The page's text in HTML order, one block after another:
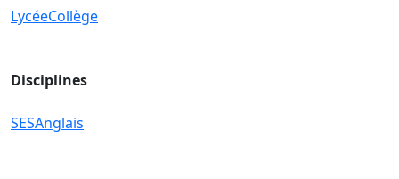
LycéeCollège
Disciplines
SESAnglais